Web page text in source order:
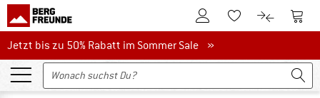
Zum KundenkontoZum Merkzettel.
Zum Zum
Jetzt bis zu 50% Rabatt im Sommer Sale
Jetzt bis zu 50% Rabatt im Sommer Sale »